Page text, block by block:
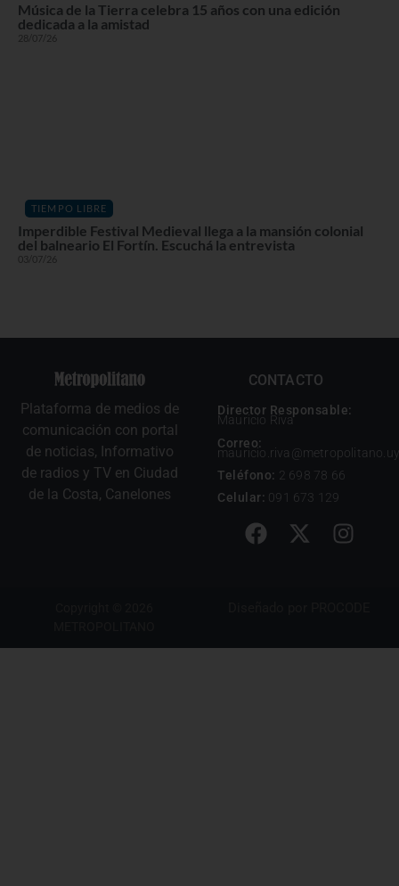
Música de la Tierra celebra 15 años con una edición
dedicada a la amistad
28/07/26
TIEMPO LIBRE
Imperdible Festival Medieval llega a la mansión colonial
del balneario El Fortín. Escuchá la entrevista
03/07/26
Plataforma de medios de
comunicación con portal
de noticias, Informativo
de radios y TV en Ciudad
de la Costa, Canelones
CONTACTO
Director Responsable:
Mauricio Riva
Correo:
mauricio.riva@metropolitano.uy
Teléfono: 2 698 78 66
Celular: 091 673 129